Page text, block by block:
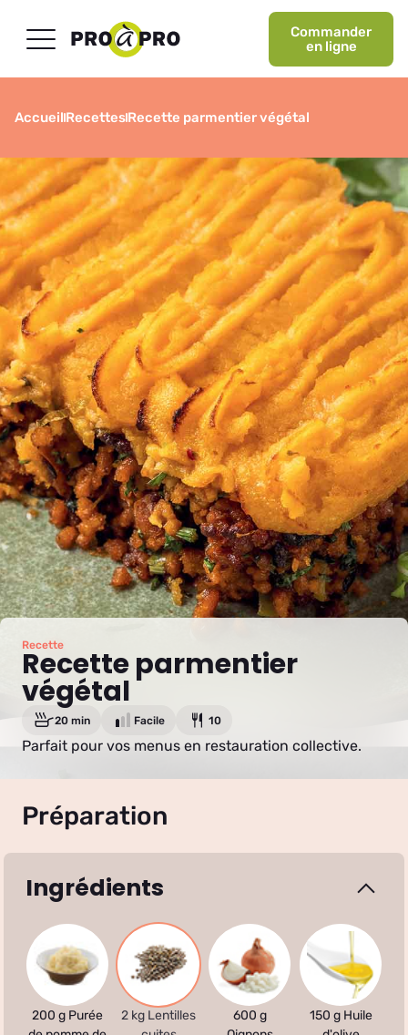
Commander
en ligne
Accueil RecettesRecette parmentier végétal
Recette
Recette parmentier
végétal
20 min Facile 10
Parfait pour vos menus en restauration collective.
Préparation
Ingrédients
200 g Purée
2 kg Lentilles
600 g
150 g Huile